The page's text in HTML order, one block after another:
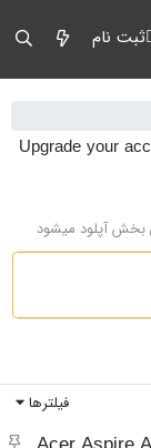
ثبت نام
بخش آپلود میشود
فیلترها